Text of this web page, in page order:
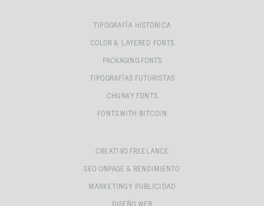
TIPOGRAFÍA HISTÓRICA
COLOR & LAYERED FONTS
PACKAGING FONTS
TIPOGRAFÍAS FUTURISTAS
CHUNKY FONTS
FONTS WITH BITCOIN
CREATIVO FREELANCE
SEO ONPAGE & RENDIMIENTO
MARKETING Y PUBLICIDAD
DISEÑO WEB